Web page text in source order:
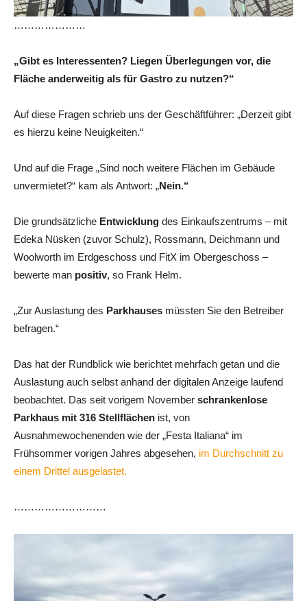
…………………
„Gibt es Interessenten? Liegen Überlegungen vor, die
Fläche anderweitig als für Gastro zu nutzen?“
Auf diese Fragen schrieb uns der Geschäftführer: „Derzeit gibt
es hierzu keine Neuigkeiten.“
Und auf die Frage „Sind noch weitere Flächen im Gebäude
unvermietet?“ kam als Antwort: „Nein.“
Die grundsätzliche Entwicklung des Einkaufszentrums – mit
Edeka Nüsken (zuvor Schulz), Rossmann, Deichmann und
Woolworth im Erdgeschoss und FitX im Obergeschoss –
bewerte man positiv, so Frank Helm.
„Zur Auslastung des Parkhauses müssten Sie den Betreiber
befragen.“
Das hat der Rundblick wie berichtet mehrfach getan und die
Auslastung auch selbst anhand der digitalen Anzeige laufend
beobachtet. Das seit vorigem November schrankenlose
Parkhaus mit 316 Stellflächen ist, von
Ausnahmewochenenden wie der „Festa Italiana“ im
Frühsommer vorigen Jahres abgesehen, im Durchschnitt zu
einem Drittel ausgelastet.
………………………